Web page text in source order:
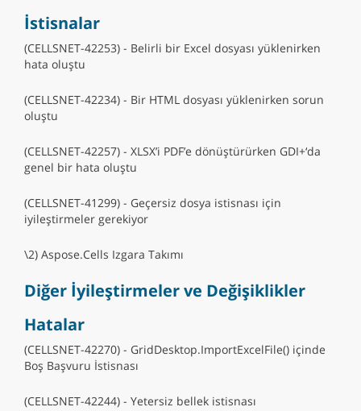
İstisnalar
(CELLSNET-42253) - Belirli bir Excel dosyası yüklenirken
hata oluştu
(CELLSNET-42234) - Bir HTML dosyası yüklenirken sorun
oluştu
(CELLSNET-42257) - XLSX’i PDF’e dönüştürürken GDI+‘da
genel bir hata oluştu
(CELLSNET-41299) - Geçersiz dosya istisnası için
iyileştirmeler gerekiyor
\2) Aspose.Cells Izgara Takımı
Diğer İyileştirmeler ve Değişiklikler
Hatalar
(CELLSNET-42270) - GridDesktop.ImportExcelFile() içinde
Boş Başvuru İstisnası
(CELLSNET-42244) - Yetersiz bellek istisnası